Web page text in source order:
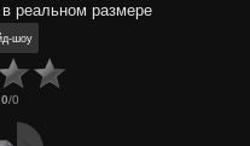
реальном размере
/0